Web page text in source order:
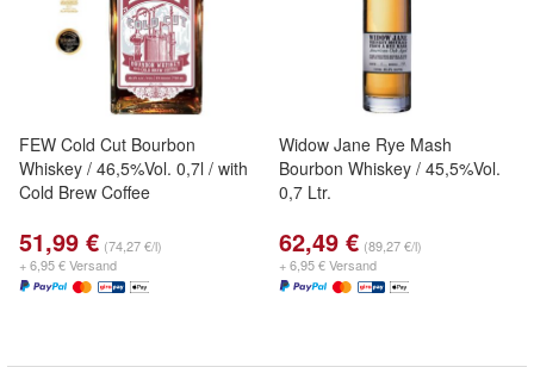
FEW Cold Cut Bourbon
Whiskey / 46,5%Vol. 0,7l / with
Cold Brew Coffee
51,99 € (74,27 €/l)
+ 6,95 € Versand
Widow Jane Rye Mash
Bourbon Whiskey / 45,5%Vol.
0,7 Ltr.
62,49 € (89,27 €/l)
+ 6,95 € Versand